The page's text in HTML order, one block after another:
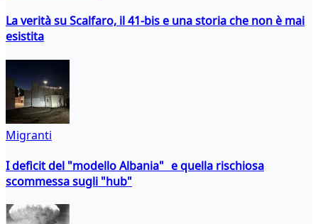
La verità su Scalfaro, il 41-bis e una storia che non è mai
esistita
Migranti
I deficit del "modello Albania" e quella rischiosa
scommessa sugli "hub"